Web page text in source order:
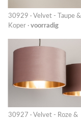
30929 · Velvet - Taupe &
Koper · voorradig
30927 · Velvet - Roze &